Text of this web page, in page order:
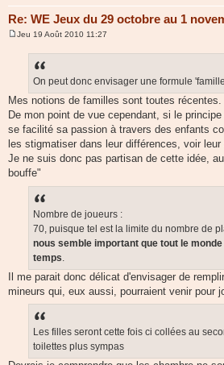
Re: WE Jeux du 29 octobre au 1
e
Jeu 19 Août 2010 11:27
On peut donc envisager une formule
Mes notions de familles sont toutes récentes.
De mon point de vue cependant, si le
se facilité sa passion à travers des enfants
les stigmatiser dans leur différences, voir
Je ne suis donc pas partisan de cette idée,
bouffe"
Nombre de joueurs :
70, puisque tel est la limite du nombre de
nous semble important que tout le
temps
Il me parait donc délicat d'envisager de
mineurs qui, eux aussi, pourraient venir pour
Les filles seront cette fois ci collées au
toilettes plus sympas